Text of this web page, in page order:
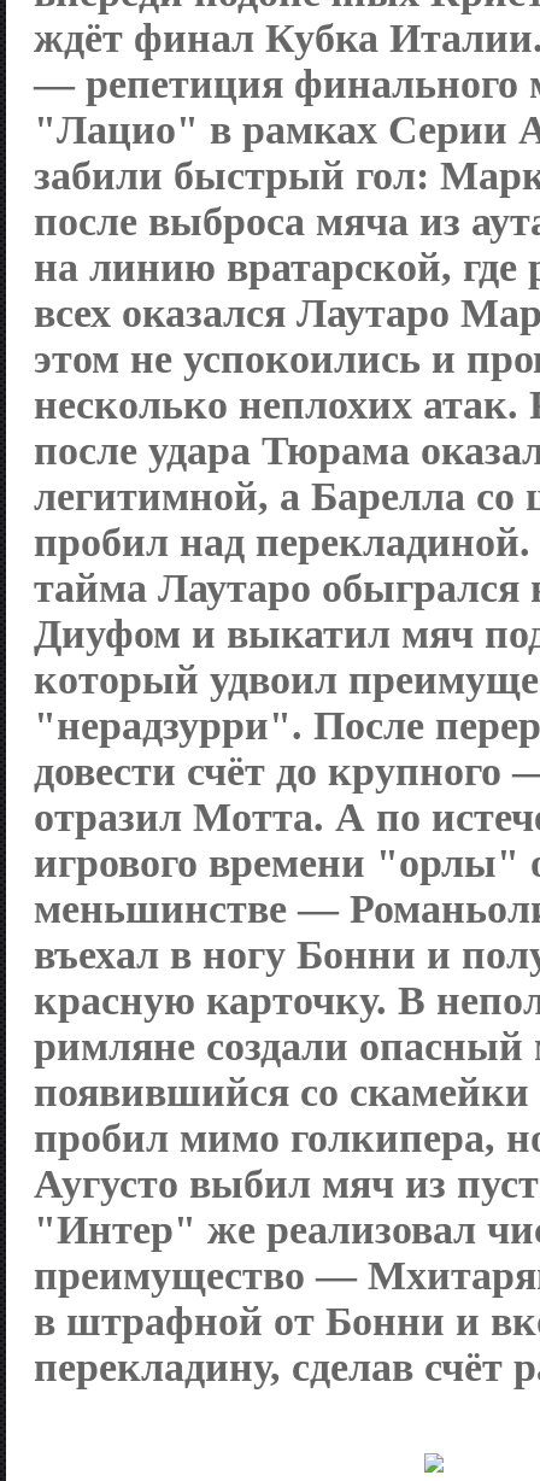
ждёт финал Кубка
— репетиция финального
"Лацио" в рамках Серии
забили быстрый гол:
после выброса мяча из
на линию вратарской, где
всех оказался Лаутаро
этом не успокоились и
несколько неплохих
после удара Тюрама
легитимной, а Барелла со
пробил над
тайма Лаутаро
Диуфом и выкатил мяч
который удвоил
"нерадзурри". После
довести счёт до крупного
отразил Мотта. А по
игрового времени "орлы"
меньшинстве —
въехал в ногу Бонни и
красную карточку. В
римляне создали опасный
появившийся со скамейки
пробил мимо голкипера,
Аугусто выбил мяч из
"Интер" же реализовал
преимущество —
в штрафной от Бонни и
перекладину, сделав счёт